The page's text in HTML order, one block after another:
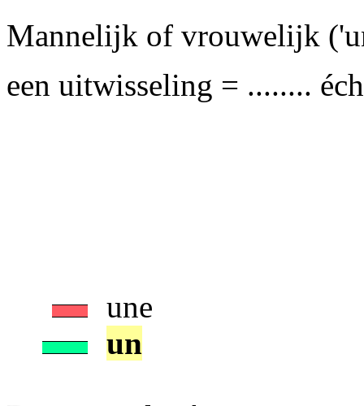
Mannelijk of vrouwelijk
een uitwisseling = ........
une
un